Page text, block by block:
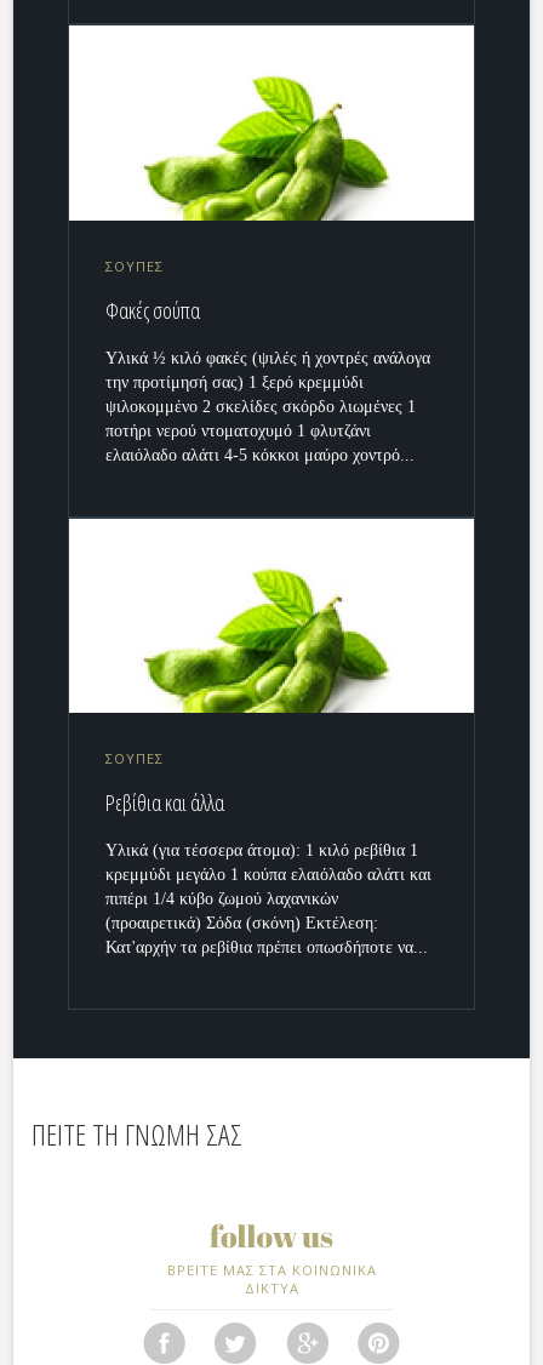
ΣΟΥΠΕΣ
Φακές σούπα
Υλικά ½ κιλό φακές (ψιλές ή χοντρές ανάλογα
την προτίμησή σας) 1 ξερό κρεμμύδι
ψιλοκομμένο 2 σκελίδες σκόρδο λιωμένες 1
ποτήρι νερού ντοματοχυμό 1 φλυτζάνι
ελαιόλαδο αλάτι 4-5 κόκκοι μαύρο χοντρό...
ΣΟΥΠΕΣ
Ρεβίθια και άλλα
Υλικά (για τέσσερα άτομα): 1 κιλό ρεβίθια 1
κρεμμύδι μεγάλο 1 κούπα ελαιόλαδο αλάτι και
πιπέρι 1/4 κύβο ζωμού λαχανικών
(προαιρετικά) Σόδα (σκόνη) Εκτέλεση:
Κατ'αρχήν τα ρεβίθια πρέπει οπωσδήποτε να...
ΠΕΙΤΕ ΤΗ ΓΝΩΜΗ ΣΑΣ
ΒΡΕΙΤΕ ΜΑΣ ΣΤΑ ΚΟΙΝΩΝΙΚΑ
ΔΙΚΤΥΑ